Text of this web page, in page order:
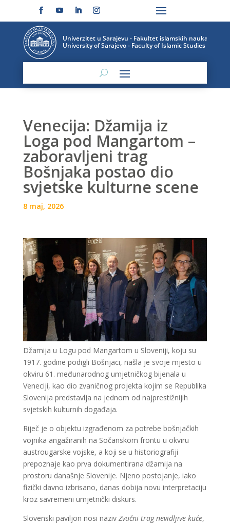
Venecija: Džamija iz
Loga pod Mangartom –
zaboravljeni trag
Bošnjaka postao dio
svjetske kulturne scene
8 maj, 2026
Džamija u Logu pod Mangartom u Sloveniji, koju su
1917. godine podigli Bošnjaci, našla je svoje mjesto u
okviru 61. međunarodnog umjetničkog bijenala u
Veneciji, kao dio zvaničnog projekta kojim se Republika
Slovenija predstavlja na jednom od najprestižnijih
svjetskih kulturnih događaja.
Riječ je o objektu izgrađenom za potrebe bošnjačkih
vojnika angažiranih na Sočanskom frontu u okviru
austrougarske vojske, a koji se u historiografiji
prepoznaje kao prva dokumentirana džamija na
prostoru današnje Slovenije. Njeno postojanje, iako
fizički davno izbrisano, danas dobija novu interpretaciju
kroz savremeni umjetnički diskurs.
Slovenski paviljon nosi naziv Zvučni trag nevidljive kuće,